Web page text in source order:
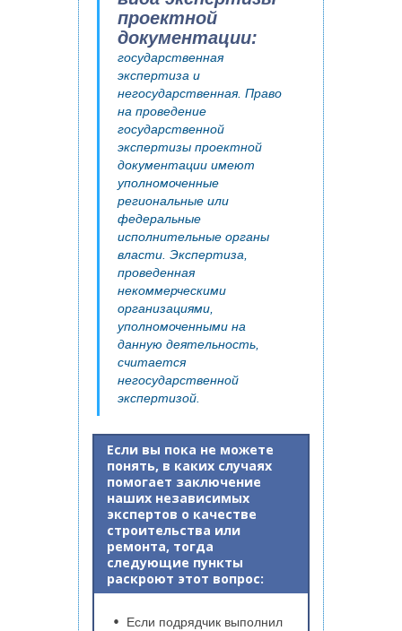
проектной
документации:
государственная
экспертиза и
негосударственная. Право
на проведение
государственной
экспертизы проектной
документации имеют
уполномоченные
региональные или
федеральные
исполнительные органы
власти. Экспертиза,
проведенная
некоммерческими
организациями,
уполномоченными на
данную деятельность,
считается
негосударственной
экспертизой.
Если вы пока не можете
понять, в каких случаях
помогает заключение
наших независимых
экспертов о качестве
строительства или
ремонта, тогда
следующие пункты
раскроют этот вопрос:
Если подрядчик выполнил